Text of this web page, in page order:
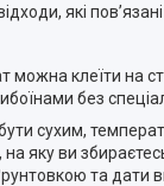
які
можна клеїти на
без
сухим,
яку ви
та